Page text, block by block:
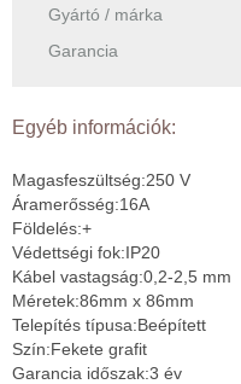
Gyártó / márka
Garancia
Egyéb információk:
Magasfeszültség:250 V
Áramerősség:16A
Földelés:+
Védettségi fok:IP20
Kábel vastagság:0,2-2,5 mm
Méretek:86mm x 86mm
Telepítés típusa:Beépített
Szín:Fekete grafit
Garancia időszak:3 év